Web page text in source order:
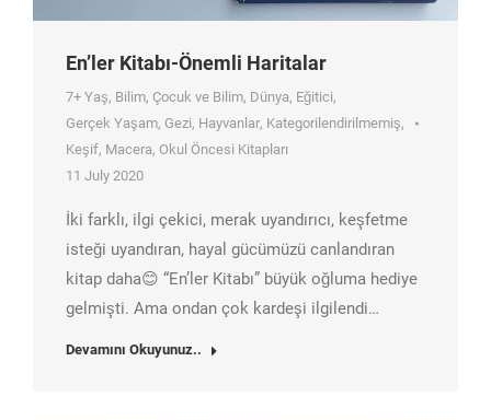
En’ler Kitabı-Önemli Haritalar
7+ Yaş, Bilim, Çocuk ve Bilim, Dünya, Eğitici,
Gerçek Yaşam, Gezi, Hayvanlar, Kategorilendirilmemiş,
Keşif, Macera, Okul Öncesi Kitapları
11 July 2020
İki farklı, ilgi çekici, merak uyandırıcı, keşfetme
isteği uyandıran, hayal gücümüzü canlandıran
kitap daha😊 “En’ler Kitabı” büyük oğluma hediye
gelmişti. Ama ondan çok kardeşi ilgilendi…
Devamını Okuyunuz..